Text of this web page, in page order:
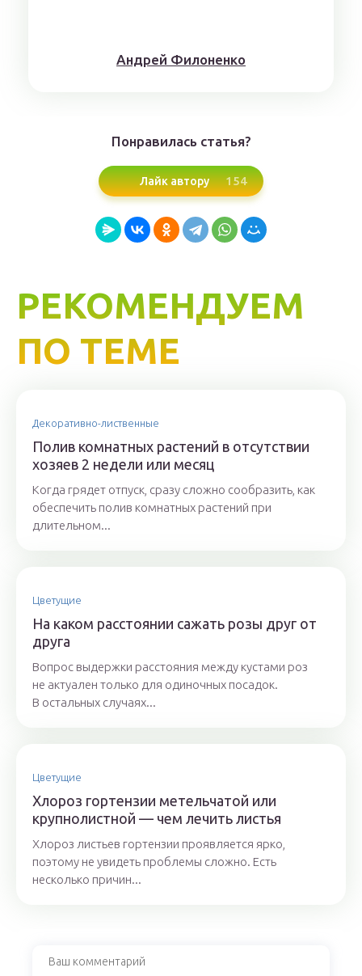
Aндрeй Филoнeнкo
Понравилась статья?
Лайк автору 154
РЕКОМЕНДУЕМ
ПО ТЕМЕ
Декоративно-лиственные
Полив комнатных растений в отсутствии
хозяев 2 недели или месяц
Когда грядет отпуск, сразу сложно сообразить, как
обеспечить полив комнатных растений при
длительном...
Цветущие
На каком расстоянии сажать розы друг от
друга
Вопрос выдержки расстояния между кустами роз
не актуален только для одиночных посадок.
В остальных случаях...
Цветущие
Хлороз гортензии метельчатой или
крупнолистной — чем лечить листья
Хлороз листьев гортензии проявляется ярко,
поэтому не увидеть проблемы сложно. Есть
несколько причин...